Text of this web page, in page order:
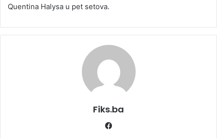
Quentina Halysa u pet setova.
Fiks.ba